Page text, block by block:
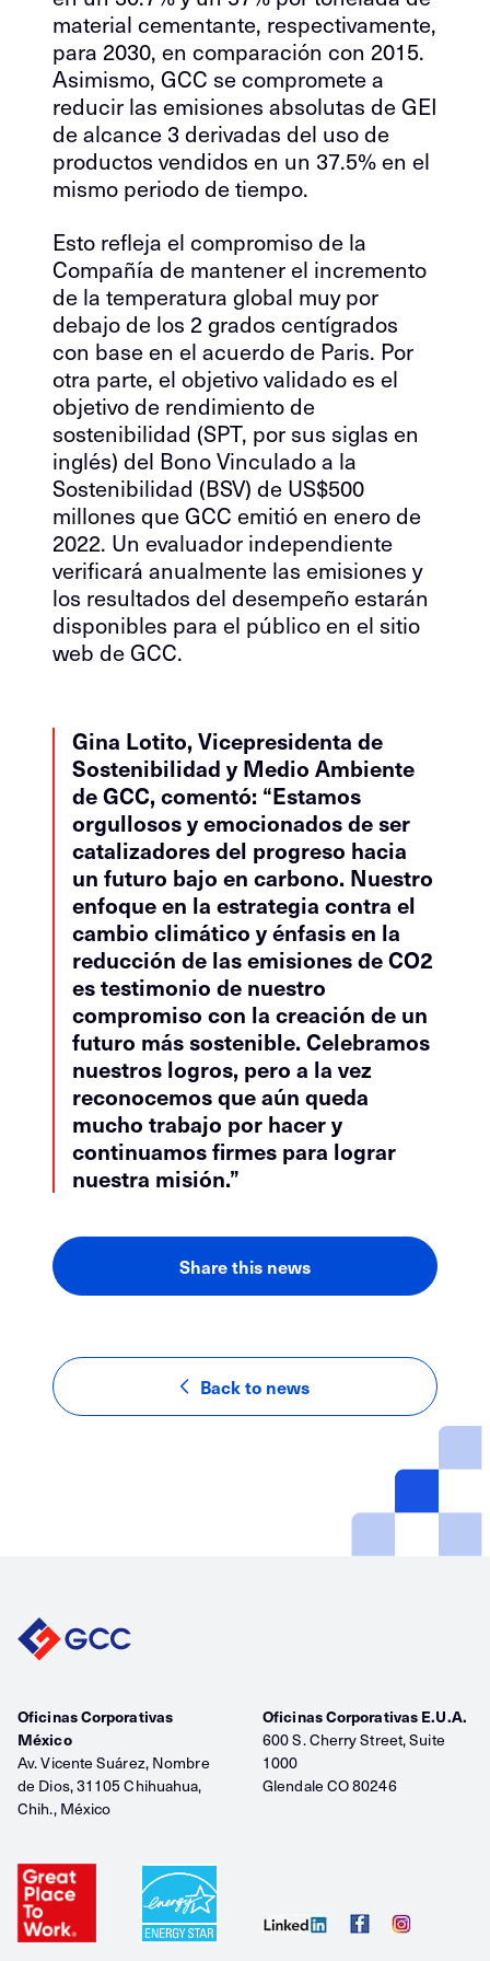
material cementante, respectivamente,
para 2030, en comparación con 2015.
Asimismo, GCC se compromete a
reducir las emisiones absolutas de GEI
de alcance 3 derivadas del uso de
productos vendidos en un 37.5% en el
mismo periodo de tiempo.
Esto refleja el compromiso de la
Compañía de mantener el incremento
de la temperatura global muy por
debajo de los 2 grados centígrados
con base en el acuerdo de Paris. Por
otra parte, el objetivo validado es el
objetivo de rendimiento de
sostenibilidad (SPT, por sus siglas en
inglés) del Bono Vinculado a la
Sostenibilidad (BSV) de US$500
millones que GCC emitió en enero de
2022. Un evaluador independiente
verificará anualmente las emisiones y
los resultados del desempeño estarán
disponibles para el público en el sitio
web de GCC.
Gina Lotito, Vicepresidenta de
Sostenibilidad y Medio Ambiente
de GCC, comentó: “Estamos
orgullosos y emocionados de ser
catalizadores del progreso hacia
un futuro bajo en carbono. Nuestro
enfoque en la estrategia contra el
cambio climático y énfasis en la
reducción de las emisiones de CO2
es testimonio de nuestro
compromiso con la creación de un
futuro más sostenible. Celebramos
nuestros logros, pero a la vez
reconocemos que aún queda
mucho trabajo por hacer y
continuamos firmes para lograr
nuestra misión.”
Share this news
LinkedInFacebook
Email
Back to news
Oficinas Corporativas
México
Av. Vicente Suárez, Nombre
de Dios, 31105 Chihuahua,
Chih., México
Oficinas Corporativas E.U.A.
600 S. Cherry Street, Suite
1000
Glendale CO 80246